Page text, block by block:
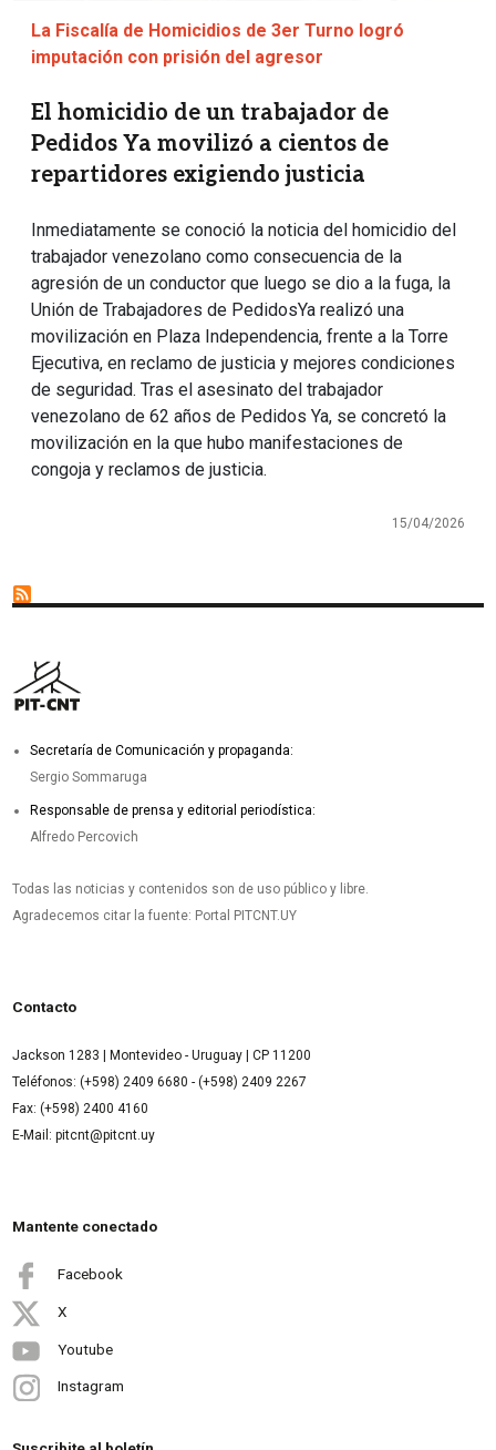
La Fiscalía de Homicidios de 3er Turno logró
imputación con prisión del agresor
El homicidio de un trabajador de
Pedidos Ya movilizó a cientos de
repartidores exigiendo justicia
Inmediatamente se conoció la noticia del homicidio del
trabajador venezolano como consecuencia de la
agresión de un conductor que luego se dio a la fuga, la
Unión de Trabajadores de PedidosYa realizó una
movilización en Plaza Independencia, frente a la Torre
Ejecutiva, en reclamo de justicia y mejores condiciones
de seguridad. Tras el asesinato del trabajador
venezolano de 62 años de Pedidos Ya, se concretó la
movilización en la que hubo manifestaciones de
congoja y reclamos de justicia.
15/04/2026
Secretaría de Comunicación y propaganda:
Sergio Sommaruga
Responsable de prensa y editorial periodística:
Alfredo Percovich
Todas las noticias y contenidos son de uso público y libre.
Agradecemos citar la fuente: Portal PITCNT.UY
Contacto
Jackson 1283 | Montevideo - Uruguay | CP 11200
Teléfonos: (+598) 2409 6680 - (+598) 2409 2267
Fax: (+598) 2400 4160
E-Mail: pitcnt@pitcnt.uy
Mantente conectado
Facebook
X
Youtube
Instagram